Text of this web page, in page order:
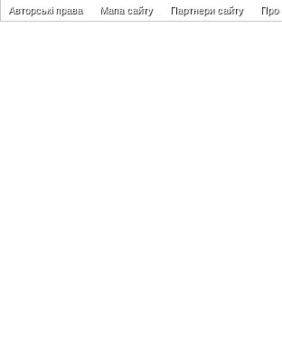
Авторські права Мапа сайту Партнери сайту Про